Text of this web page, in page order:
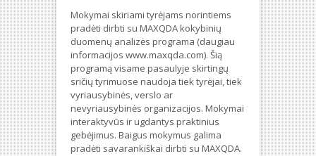
Mokymai skiriami tyrėjams norintiems
pradėti dirbti su MAXQDA kokybinių
duomenų analizės programa (daugiau
informacijos www.maxqda.com). Šią
programą visame pasaulyje skirtingų
sričių tyrimuose naudoja tiek tyrėjai, tiek
vyriausybinės, verslo ar
nevyriausybinės organizacijos. Mokymai
interaktyvūs ir ugdantys praktinius
gebėjimus. Baigus mokymus galima
pradėti savarankiškai dirbti su MAXQDA.